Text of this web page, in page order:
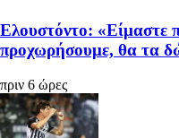
Ελουστόντο: «Είμαστε
προχωρήσουμε, θα τα
πριν 6 ώρες